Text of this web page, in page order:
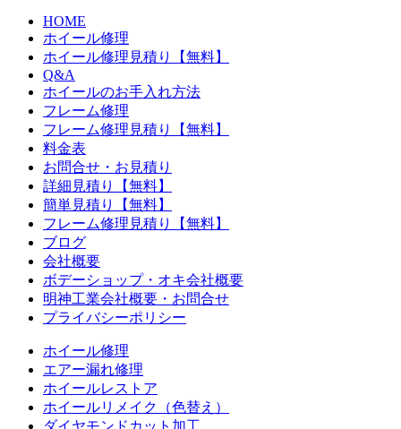
HOME
ホイール修理
ホイール修理見積り【無料】
Q&A
ホイールのお手入れ方法
フレーム修理
フレーム修理見積り【無料】
料金表
お問合せ・お見積り
詳細見積り【無料】
簡単見積り【無料】
フレーム修理見積り【無料】
ブログ
会社概要
ボデーショップ・オキ会社概要
明神工業会社概要・お問合せ
プライバシーポリシー
ホイール修理
エアー漏れ修理
ホイールレストア
ホイールリメイク（色替え）
ダイヤモンドカット加工